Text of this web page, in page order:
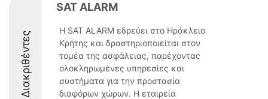
Διακριθέντες
SAT ALARM
Η SAT ALARM εδρεύει στο Ηράκλειο
Κρήτης και δραστηριοποιείται στον
τομέα της ασφάλειας, παρέχοντας
ολοκληρωμένες υπηρεσίες και
συστήματα για την προστασία
διαφόρων χώρων. Η εταιρεία